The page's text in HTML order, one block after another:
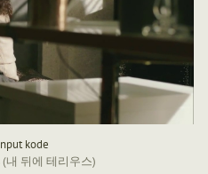
kode
(내 뒤에 테리우스)